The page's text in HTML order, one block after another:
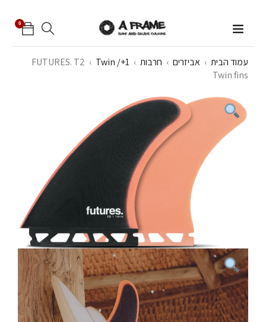
0
עמוד הבית › אביזרים › חרבות ›
Twin /+1
›
FUTURES. T2
Twin fins